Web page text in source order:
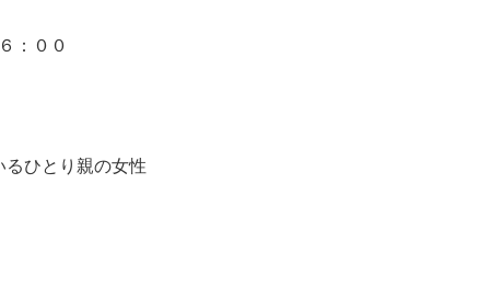
：００
ひとり親の女性